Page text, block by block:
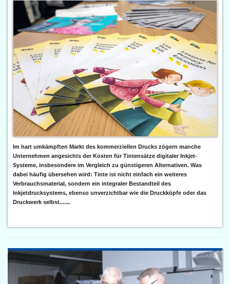
Im hart umkämpften Markt des kommerziellen Drucks zögern manche
Unternehmen angesichts der Kosten für Tintensätze digitaler Inkjet-
Systeme, insbesondere im Vergleich zu günstigeren Alternativen. Was
dabei häufig übersehen wird: Tinte ist nicht einfach ein weiteres
Verbrauchsmaterial, sondern ein integraler Bestandteil des
Inkjetdrucksystems, ebenso unverzichtbar wie die Druckköpfe oder das
Druckwerk selbst.......